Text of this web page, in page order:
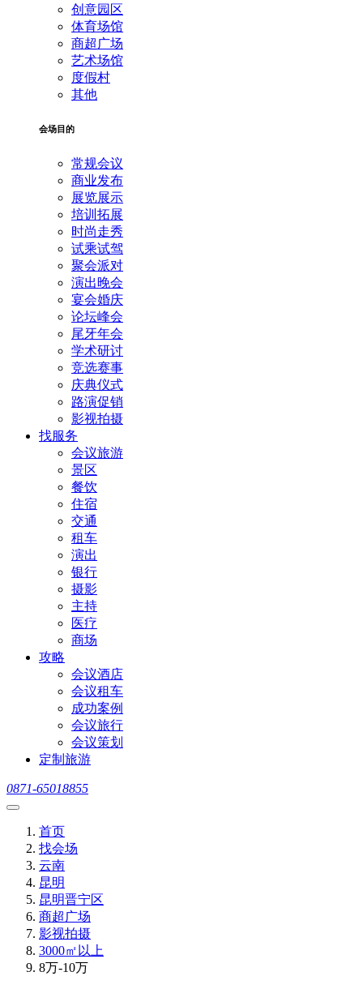
创意园区
体育场馆
商超广场
艺术场馆
度假村
其他
会场目的
常规会议
商业发布
展览展示
培训拓展
时尚走秀
试乘试驾
聚会派对
演出晚会
宴会婚庆
论坛峰会
尾牙年会
学术研讨
竞选赛事
庆典仪式
路演促销
影视拍摄
找服务
会议旅游
景区
餐饮
住宿
交通
租车
演出
银行
摄影
主持
医疗
商场
攻略
会议酒店
会议租车
成功案例
会议旅行
会议策划
定制旅游
0871-65018855
首页
找会场
云南
昆明
昆明晋宁区
商超广场
影视拍摄
3000㎡以上
8万-10万